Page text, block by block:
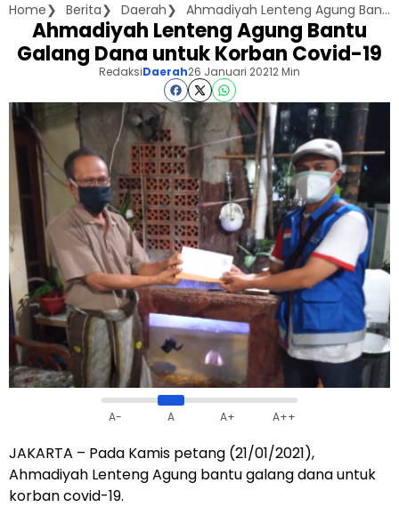
Home Berita Daerah Ahmadiyah Lenteng Agung Bantu Galang Dana untuk Korban Covid-19
Ahmadiyah Lenteng Agung Bantu
Galang Dana untuk Korban Covid-19
RedaksiDaerah26 Januari 20212 Min
A- A A+ A++
JAKARTA – Pada Kamis petang (21/01/2021),
Ahmadiyah Lenteng Agung bantu galang dana untuk
korban covid-19.